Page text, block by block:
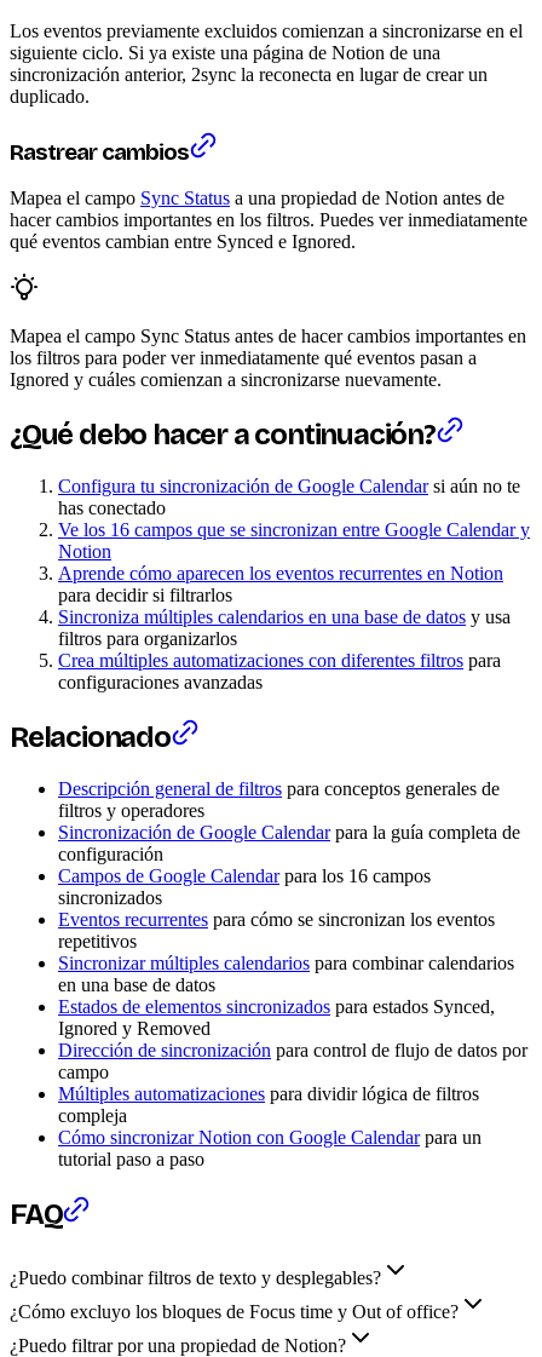
Los eventos previamente excluidos comienzan a sincronizarse en el
siguiente ciclo. Si ya existe una página de Notion de una
sincronización anterior, 2sync la reconecta en lugar de crear un
duplicado.
Rastrear cambios
Mapea el campo Sync Status a una propiedad de Notion antes de
hacer cambios importantes en los filtros. Puedes ver inmediatamente
qué eventos cambian entre Synced e Ignored.
Mapea el campo Sync Status antes de hacer cambios importantes en
los filtros para poder ver inmediatamente qué eventos pasan a
Ignored y cuáles comienzan a sincronizarse nuevamente.
¿Qué debo hacer a continuación?
Configura tu sincronización de Google Calendarsi aún no te
has conectado
Ve los 16 campos que se sincronizan entre Google Calendar y
Notion
Aprende cómo aparecen los eventos recurrentes en Notion
para decidir si filtrarlos
Sincroniza múltiples calendarios en una base de datos y usa
filtros para organizarlos
Crea múltiples automatizaciones con diferentes filtros para
configuraciones avanzadas
Relacionado
Descripción general de filtros para conceptos generales de
filtros y operadores
Sincronización de Google Calendarpara la guía completa de
configuración
Campos de Google Calendarpara los 16 campos
sincronizados
Eventos recurrentes para cómo se sincronizan los eventos
repetitivos
Sincronizar múltiples calendarios para combinar calendarios
en una base de datos
Estados de elementos sincronizados para estados Synced,
Ignored y Removed
Dirección de sincronización para control de flujo de datos por
campo
Múltiples automatizaciones para dividir lógica de filtros
compleja
Cómo sincronizar Notion con Google Calendarpara un
tutorial paso a paso
FAQ
¿Puedo combinar filtros de texto y desplegables?
¿Cómo excluyo los bloques de Focus time y Out of office?
¿Puedo filtrar por una propiedad de Notion?